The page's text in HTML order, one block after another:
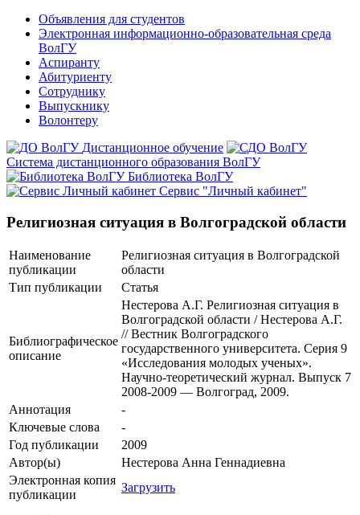
Объявления для студентов
Электронная информационно-образовательная среда
ВолГУ
Аспиранту
Абитуриенту
Сотруднику
Выпускнику
Волонтеру
Дистанционное обучение
Система дистанционного образования ВолГУ
Библиотека ВолГУ
Сервис "Личный кабинет"
Религиозная ситуация в Волгоградской области
Наименование
публикации
Религиозная ситуация в Волгоградской
области
Тип публикации
Статья
Библиографическое
описание
Нестерова А.Г. Религиозная ситуация в
Волгоградской области / Нестерова А.Г.
// Вестник Волгоградского
государственного университета. Серия 9
«Исследования молодых ученых».
Научно-теоретический журнал. Выпуск 7
2008-2009 — Волгоград, 2009.
Аннотация
-
Ключевые cлова
-
Год публикации
2009
Автор(ы)
Нестерова Анна Геннадиевна
Электронная копия
публикации
Загрузить